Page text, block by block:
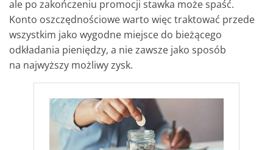
ale po zakończeniu promocji stawka może spaść.
Konto oszczędnościowe warto więc traktować przede
wszystkim jako wygodne miejsce do bieżącego
odkładania pieniędzy, a nie zawsze jako sposób
na najwyższy możliwy zysk.